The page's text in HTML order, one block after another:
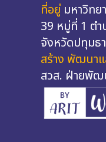
ที่อยู่ มหาวิท
39 หมู่ที่ 1 ต
จังหวัดปทุมธ
สร้าง พัฒนา
สวส. ฝ่ายพัฒ